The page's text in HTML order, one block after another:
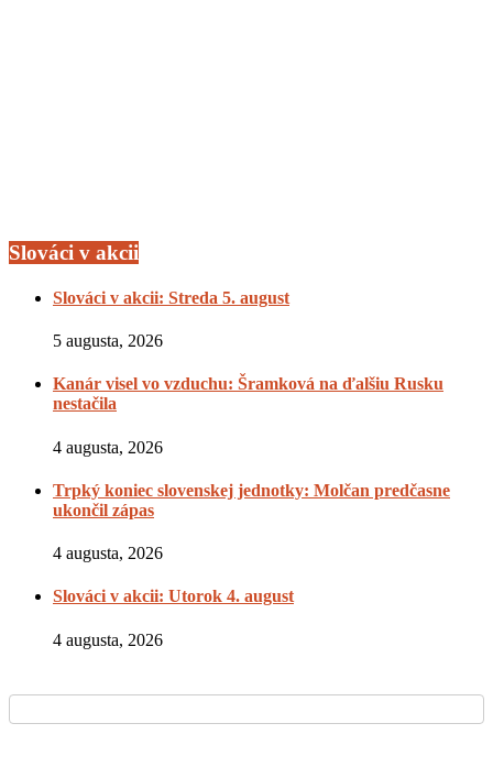
Slováci v akcii
Slováci v akcii: Streda 5. august
5 augusta, 2026
Kanár visel vo vzduchu: Šramková na ďalšiu Rusku
nestačila
4 augusta, 2026
Trpký koniec slovenskej jednotky: Molčan predčasne
ukončil zápas
4 augusta, 2026
Slováci v akcii: Utorok 4. august
4 augusta, 2026